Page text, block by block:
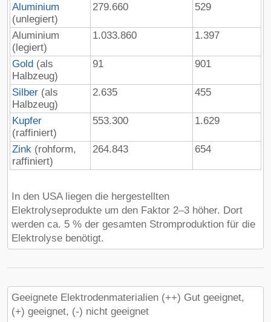
Aluminium
(unlegiert)
279.660 529
Aluminium
(legiert)
1.033.860 1.397
Gold (als
Halbzeug)
91 901
Silber (als
Halbzeug)
2.635 455
Kupfer
(raffiniert)
553.300 1.629
Zink (rohform,
raffiniert)
264.843 654
In den USA liegen die hergestellten
Elektrolyseprodukte um den Faktor 2–3 höher. Dort
werden ca. 5 % der gesamten Stromproduktion für die
Elektrolyse benötigt.
Geeignete Elektrodenmaterialien (++) Gut geeignet,
(+) geeignet, (-) nicht geeignet